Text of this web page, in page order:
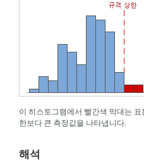
이 히스토그램에서 빨간색 막대는
한보다 큰 측정값을 나타냅니다.
해석